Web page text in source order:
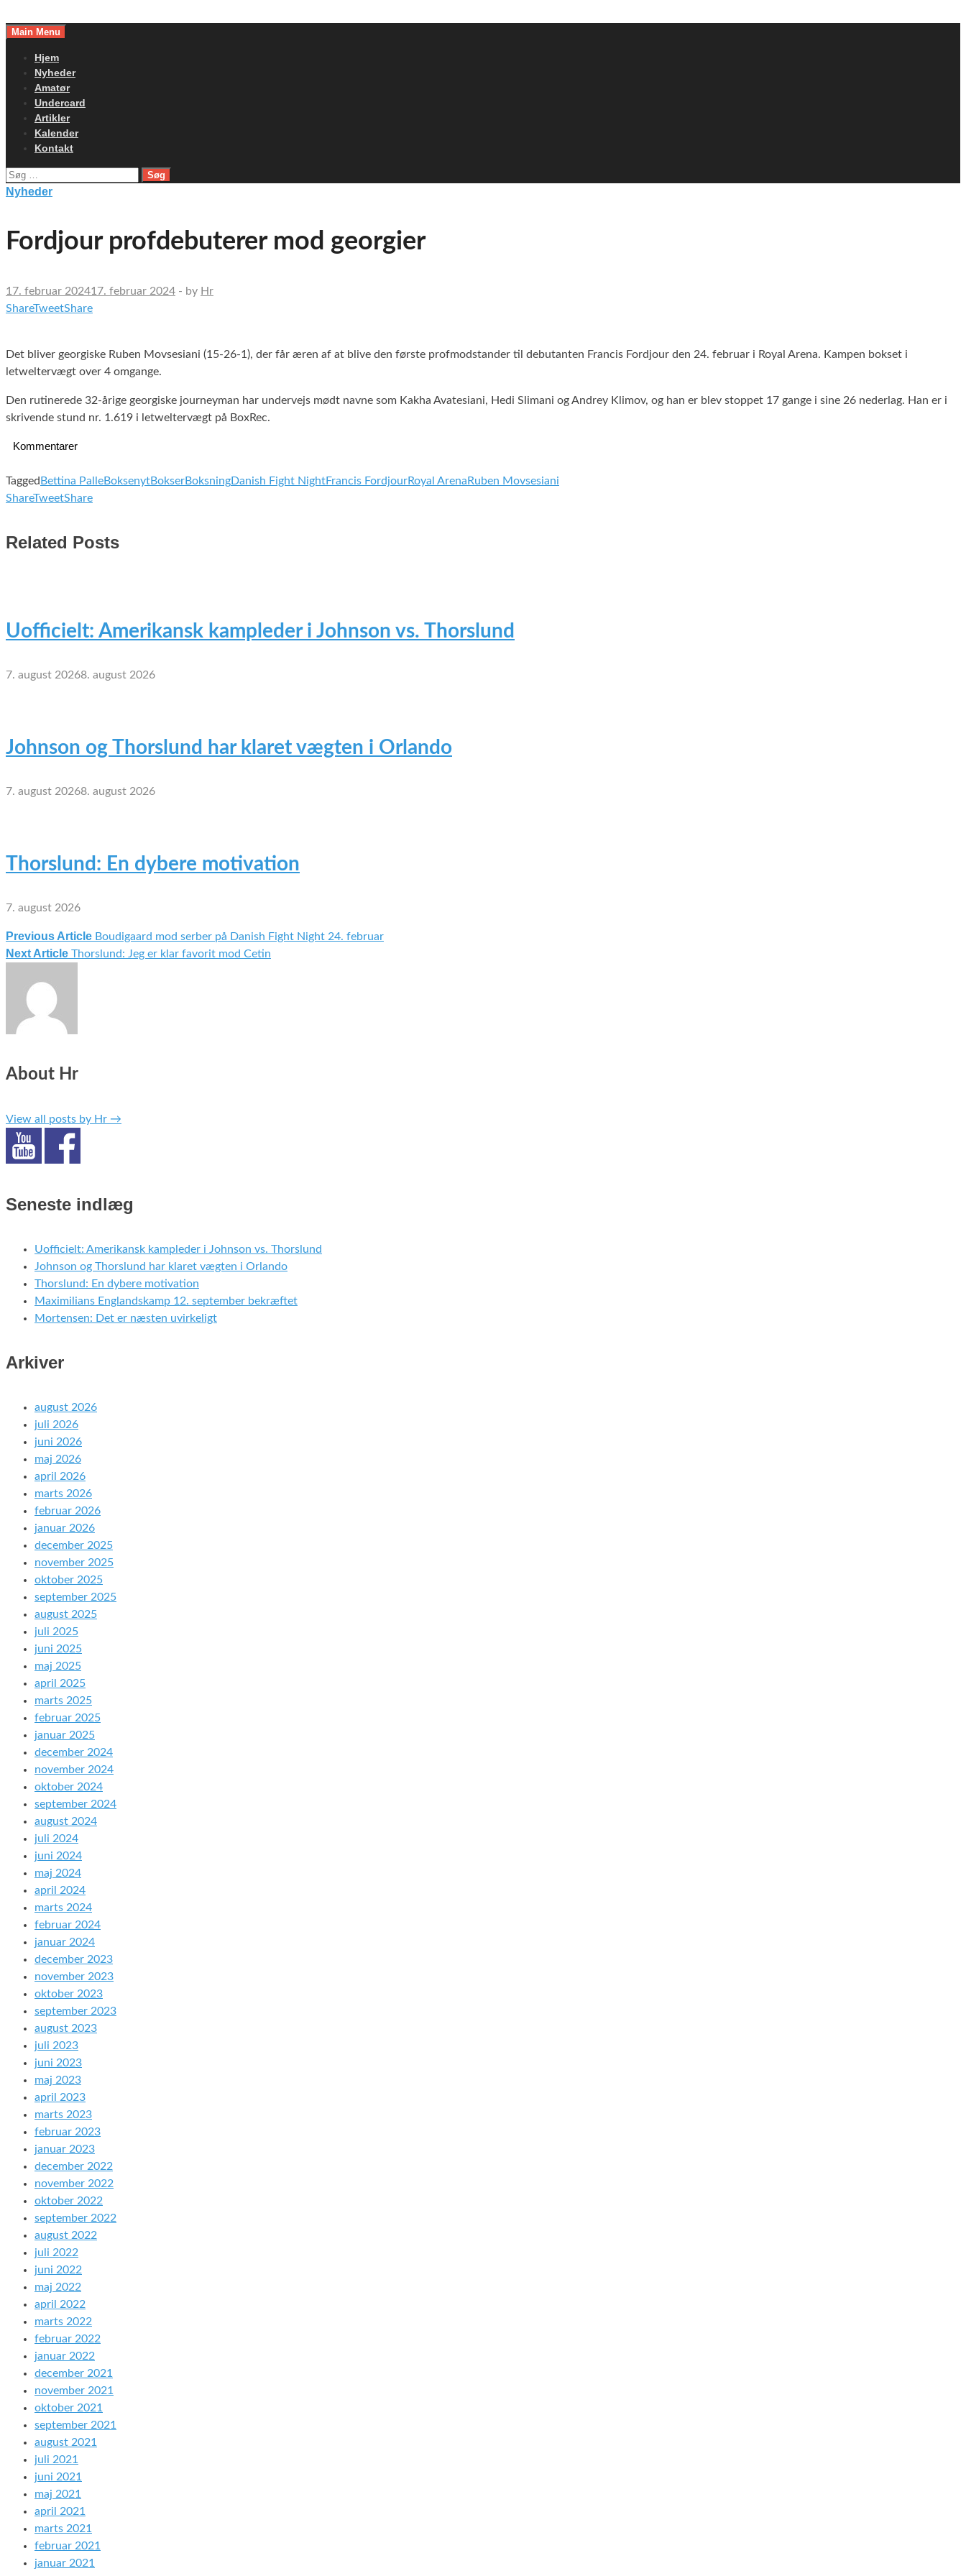
toMain Menu
Hjem
Nyheder
Amatør
Undercard
Artikler
Kalender
Kontakt
Søg
efter:
Nyheder
Fordjour profdebuterer mod georgier
17. februar 202417. februar 2024 - by Hr
ShareTweetShare
Det bliver georgiske Ruben Movsesiani (15-26-1), der får æren af at blive den første profmodstander til debutanten Francis Fordjour den 24. februar i Royal Arena. Kampen bokset i
letweltervægt over 4 omgange.
Den rutinerede 32-årige georgiske journeyman har undervejs mødt navne som Kakha Avatesiani, Hedi Slimani og Andrey Klimov, og han er blev stoppet 17 gange i sine 26 nederlag. Han er i
skrivende stund nr. 1.619 i letweltervægt på BoxRec.
Kommentarer
Tagged Bettina PalleBoksenytBokserBoksningDanish Fight NightFrancis FordjourRoyal Arena Ruben Movsesiani
ShareTweetShare
Related Posts
Uofficielt: Amerikansk kampleder i Johnson vs. Thorslund
7. august 20268. august 2026
Johnson og Thorslund har klaret vægten i Orlando
7. august 20268. august 2026
Thorslund: En dybere motivation
7. august 2026
Indlægsnavigation
Previous Article Boudigaard mod serber på Danish Fight Night 24. februar
Next Article Thorslund: Jeg er klar favorit mod Cetin
About Hr
View all posts by Hr →
Seneste indlæg
Uofficielt: Amerikansk kampleder i Johnson vs. Thorslund
Johnson og Thorslund har klaret vægten i Orlando
Thorslund: En dybere motivation
Maximilians Englandskamp 12. september bekræftet
Mortensen: Det er næsten uvirkeligt
Arkiver
august 2026
juli 2026
juni 2026
maj 2026
april 2026
marts 2026
februar 2026
januar 2026
december 2025
november 2025
oktober 2025
september 2025
august 2025
juli 2025
juni 2025
maj 2025
april 2025
marts 2025
februar 2025
januar 2025
december 2024
november 2024
oktober 2024
september 2024
august 2024
juli 2024
juni 2024
maj 2024
april 2024
marts 2024
februar 2024
januar 2024
december 2023
november 2023
oktober 2023
september 2023
august 2023
juli 2023
juni 2023
maj 2023
april 2023
marts 2023
februar 2023
januar 2023
december 2022
november 2022
oktober 2022
september 2022
august 2022
juli 2022
juni 2022
maj 2022
april 2022
marts 2022
februar 2022
januar 2022
december 2021
november 2021
oktober 2021
september 2021
august 2021
juli 2021
juni 2021
maj 2021
april 2021
marts 2021
februar 2021
januar 2021